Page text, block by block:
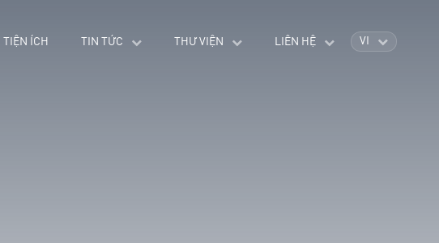
TIỆN ÍCH TIN TỨC THƯ VIỆN LIÊN HỆ VI